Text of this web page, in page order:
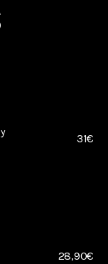
31€
28,90€